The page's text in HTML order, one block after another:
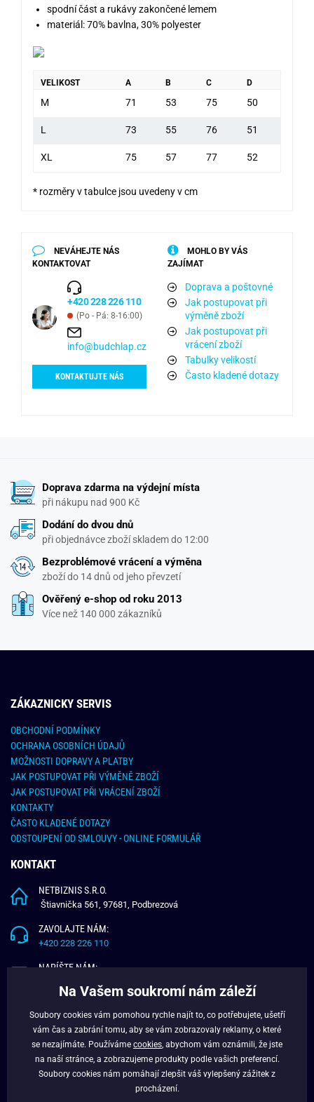
spodní část a rukávy zakončené lemem
materiál: 70% bavlna, 30% polyester
VELIKOST A B C D
M 71 53 75 50
L 73 55 76 51
XL 75 57 77 52
* rozměry v tabulce jsou uvedeny v cm
NEVÁHEJTE NÁS
KONTAKTOVAT
+420 228 226 110
(Po - Pá: 8-16:00)
info@budchlap.cz
KONTAKTUJTE NÁS
MOHLO BY VÁS
ZAJÍMAT
Doprava a poštovné
Jak postupovat při
výměně zboží
Jak postupovat při
vrácení zboží
Tabulky velikostí
Často kladené dotazy
Doprava zdarma na výdejní místa
při nákupu nad 900 Kč
Dodání do dvou dnů
při objednávce zboží skladem do 12:00
Bezproblémové vrácení a výměna
zboží do 14 dnů od jeho převzetí
Ověřený e-shop od roku 2013
Více než 140 000 zákazníků
ZÁKAZNICKY SERVIS
OBCHODNÍ PODMÍNKY
OCHRANA OSOBNÍCH ÚDAJŮ
MOŽNOSTI DOPRAVY A PLATBY
JAK POSTUPOVAT PŘI VÝMĚNĚ ZBOŽÍ
JAK POSTUPOVAT PŘI VRÁCENÍ ZBOŽÍ
KONTAKTY
ČASTO KLADENÉ DOTAZY
ODSTOUPENÍ OD SMLOUVY - ONLINE FORMULÁŘ
KONTAKT
NETBIZNIS S.R.O.
Štiavnička 561, 97681, Podbrezová
ZAVOLAJTE NÁM:
+420 228 226 110
NAPÍŠTE NÁM:
O NÁS
VĚRNOSTNÍ PROGRAM
Na Vašem soukromí nám záleží
Soubory cookies vám pomohou rychle najít to, co potřebujete, ušetří
vám čas a zabrání tomu, aby se vám zobrazovaly reklamy, o které
se nezajímáte. Používáme cookies , abychom vám oznámili, že jste
na naší stránce, a zobrazujeme produkty podle vašich preferencí.
Soubory cookies nám pomáhají zlepšit váš vylepšený zážitek z
procházení.